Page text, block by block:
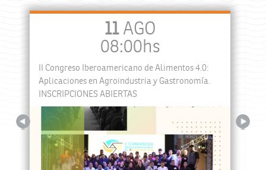
Previous
11 AGO
08:00hs
II Congreso Iberoamericano de Alimentos 4.0:
Aplicaciones en Agroindustria y Gastronomía.
INSCRIPCIONES ABIERTAS
Next